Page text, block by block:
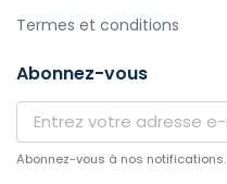
Termes et conditions
Abonnez-vous
Abonnez-vous à nos notifications.